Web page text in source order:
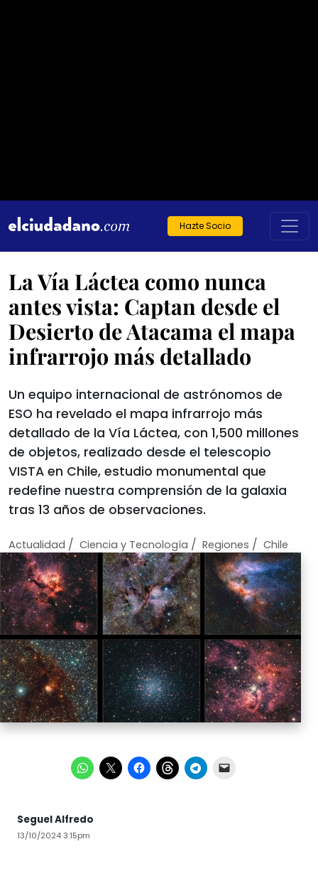
Hazte Socio
La Vía Láctea como nunca
antes vista: Captan desde el
Desierto de Atacama el mapa
infrarrojo más detallado
Un equipo internacional de astrónomos de
ESO ha revelado el mapa infrarrojo más
detallado de la Vía Láctea, con 1,500 millones
de objetos, realizado desde el telescopio
VISTA en Chile, estudio monumental que
redefine nuestra comprensión de la galaxia
tras 13 años de observaciones.
Actualidad / Ciencia y Tecnologí­a / Regiones / Chile
Seguel Alfredo
13/10/2024 3:15pm